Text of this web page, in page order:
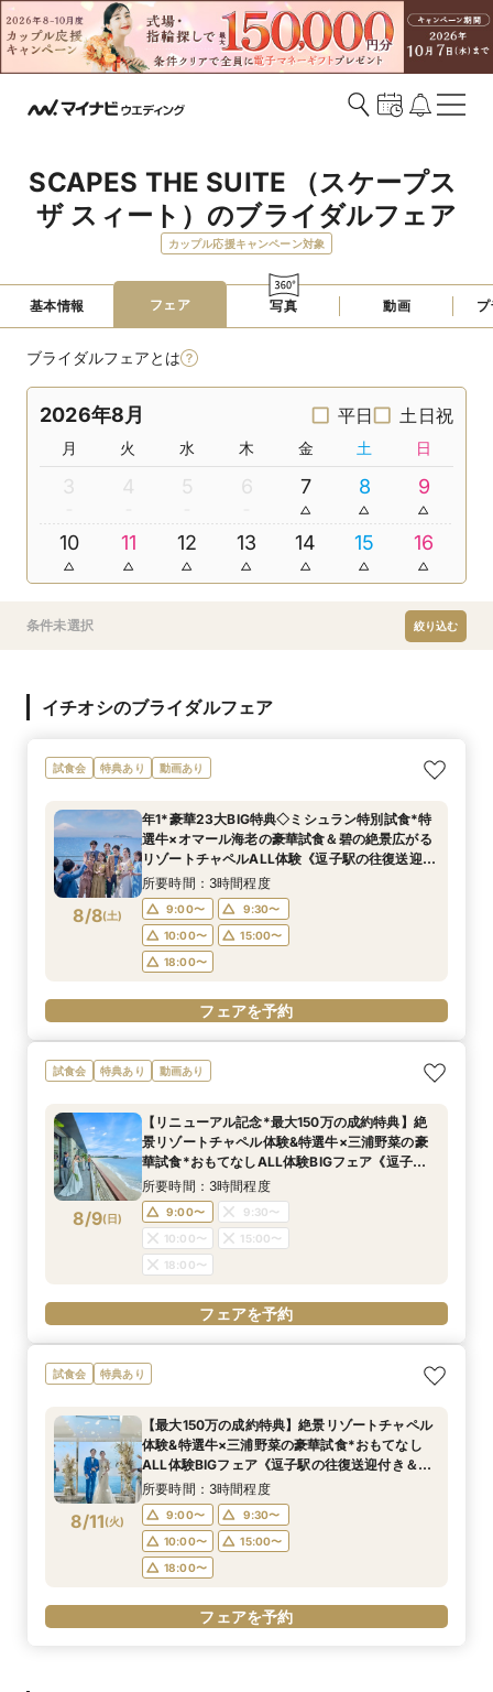
SCAPES THE SUITE （スケープス
ザ スィート）のブライダルフェア
カップル応援キャンペーン対象
基本情報 フェア 写真 動画
ブライダルフェアとは
2026年8月 平日 土日祝
月 火 水 木 金 土 日
3 4 5 6 7 8 9
10 11 12 13 14 15 16
条件未選択 絞り込む
イチオシのブライダルフェア
試食会 特典あり 動画あり
8/8(土)
年1*豪華23大BIG特典◇ミシュラン特別試食*特
選牛×オマール海老の豪華試食＆碧の絶景広がる
リゾートチャペルALL体験《逗子駅の往復送迎付
き＆ギフト券最大1.5万付》
所要時間：3時間程度
9:00〜
9:30〜
10:00〜
15:00〜
18:00〜
フェアを予約
試食会 特典あり 動画あり
8/9(日)
【リニューアル記念*最大150万の成約特典】絶
景リゾートチャペル体験&特選牛×三浦野菜の豪
華試食*おもてなしALL体験BIGフェア《逗子駅
の往復送迎付き＆ギフト券最大1.5万付》
所要時間：3時間程度
9:00〜
9:30〜
10:00〜
15:00〜
18:00〜
フェアを予約
試食会 特典あり
8/11(火)
【最大150万の成約特典】絶景リゾートチャペル
体験&特選牛×三浦野菜の豪華試食*おもてなし
ALL体験BIGフェア《逗子駅の往復送迎付き＆ギ
フト券最大1.5万付》
所要時間：3時間程度
9:00〜
9:30〜
10:00〜
15:00〜
18:00〜
フェアを予約